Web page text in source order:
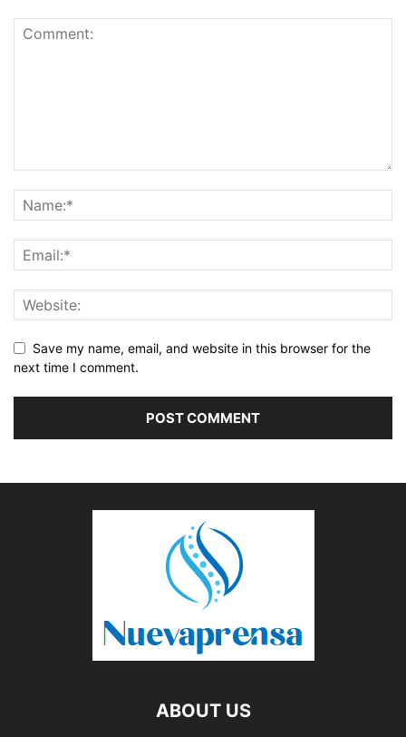
Save my name, email, and website in this browser for the
next time I comment.
ABOUT US